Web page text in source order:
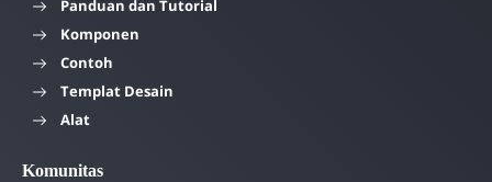
Panduan dan Tutorial
Komponen
Contoh
Templat Desain
Alat
Komunitas